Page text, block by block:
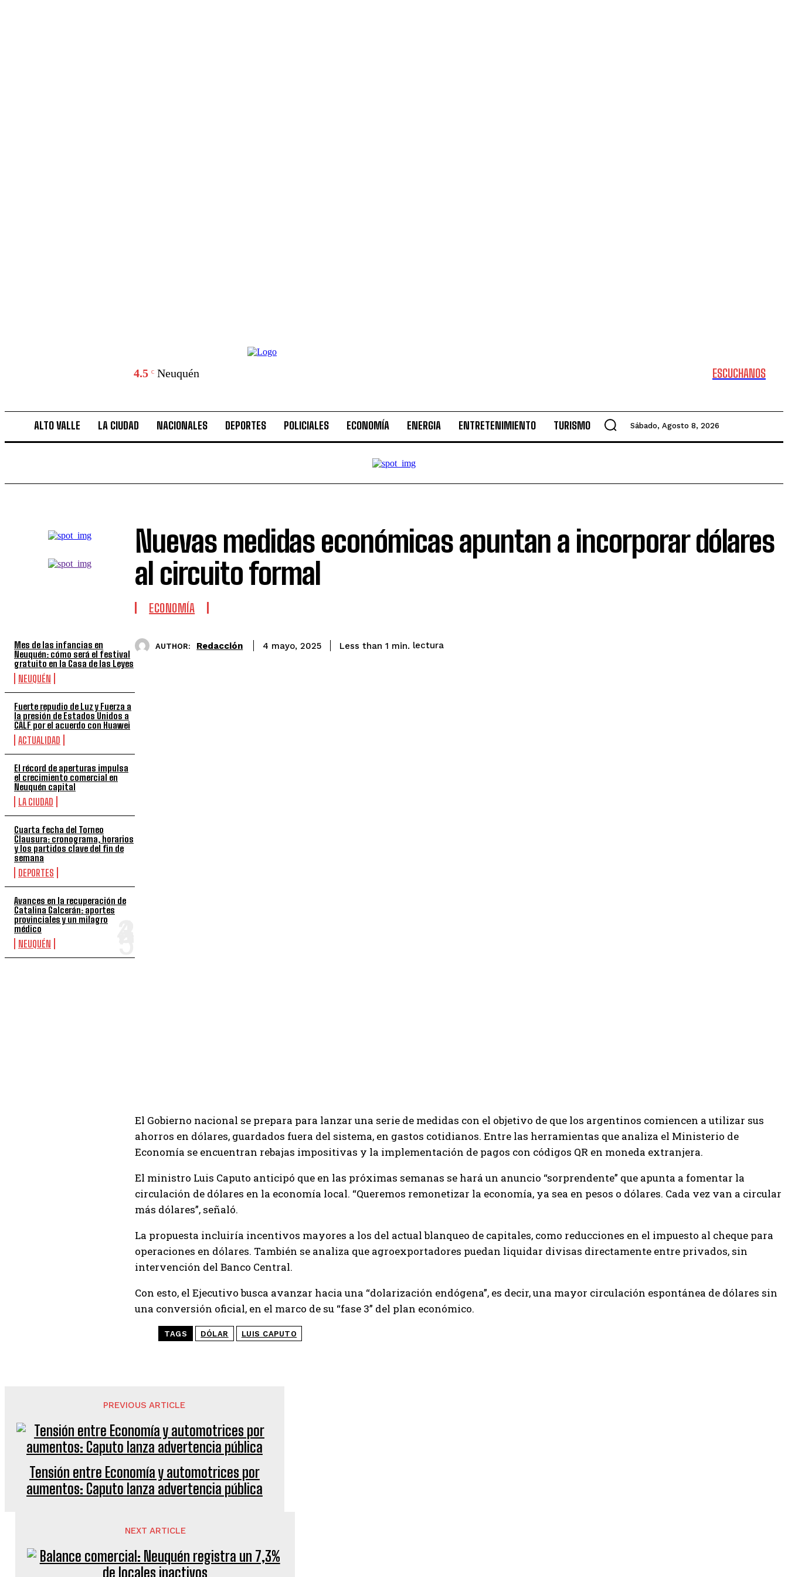
4.5 C Neuquén ESCUCHANOS
ALTO VALLE LA CIUDAD NACIONALES DEPORTES POLICIALES ECONOMÍA ENERGIA ENTRETENIMIENTO TURISMO Sábado, Agosto 8, 2026
Mes de las infancias en
Neuquén: cómo será el festival
gratuito en la Casa de las Leyes
NEUQUÉN
Fuerte repudio de Luz y Fuerza a
la presión de Estados Unidos a
CALF por el acuerdo con Huawei
ACTUALIDAD
El récord de aperturas impulsa
el crecimiento comercial en
Neuquén capital
LA CIUDAD
Cuarta fecha del Torneo
Clausura: cronograma, horarios
y los partidos clave del fin de
semana
DEPORTES
Avances en la recuperación de
Catalina Galcerán: aportes
provinciales y un milagro
médico
NEUQUÉN
Nuevas medidas económicas apuntan a incorporar dólares
al circuito formal
ECONOMÍA
AUTHOR: Redacción 4 mayo, 2025 Less than 1 min. lectura
El Gobierno nacional se prepara para lanzar una serie de medidas con el objetivo de que los argentinos comiencen a utilizar sus
ahorros en dólares, guardados fuera del sistema, en gastos cotidianos. Entre las herramientas que analiza el Ministerio de
Economía se encuentran rebajas impositivas y la implementación de pagos con códigos QR en moneda extranjera.
El ministro Luis Caputo anticipó que en las próximas semanas se hará un anuncio “sorprendente” que apunta a fomentar la
circulación de dólares en la economía local. “Queremos remonetizar la economía, ya sea en pesos o dólares. Cada vez van a circular
más dólares”, señaló.
La propuesta incluiría incentivos mayores a los del actual blanqueo de capitales, como reducciones en el impuesto al cheque para
operaciones en dólares. También se analiza que agroexportadores puedan liquidar divisas directamente entre privados, sin
intervención del Banco Central.
Con esto, el Ejecutivo busca avanzar hacia una “dolarización endógena”, es decir, una mayor circulación espontánea de dólares sin
una conversión oficial, en el marco de su “fase 3” del plan económico.
TAGS DÓLAR LUIS CAPUTO
PREVIOUS ARTICLE
Tensión entre Economía y automotrices por
aumentos: Caputo lanza advertencia pública
NEXT ARTICLE